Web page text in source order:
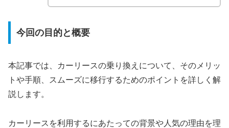
今回の目的と概要
本記事では、カーリースの乗り換えについて、そのメリッ
トや手順、スムーズに移行するためのポイントを詳しく解
説します。
カーリースを利用するにあたっての背景や人気の理由を理